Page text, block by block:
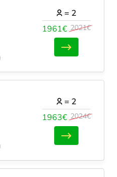
1961€ 2021€
= 2
1963€ 2024€
= 2